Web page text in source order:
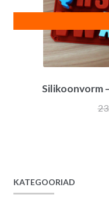
Silikoonvorm
KATEGOORIAD